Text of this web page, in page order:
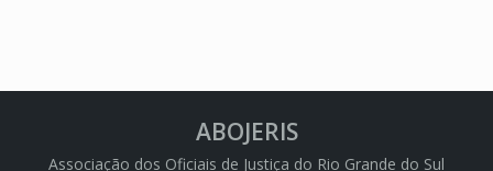
ABOJERIS
Associação dos Oficiais de Justiça do Rio Grande do Sul